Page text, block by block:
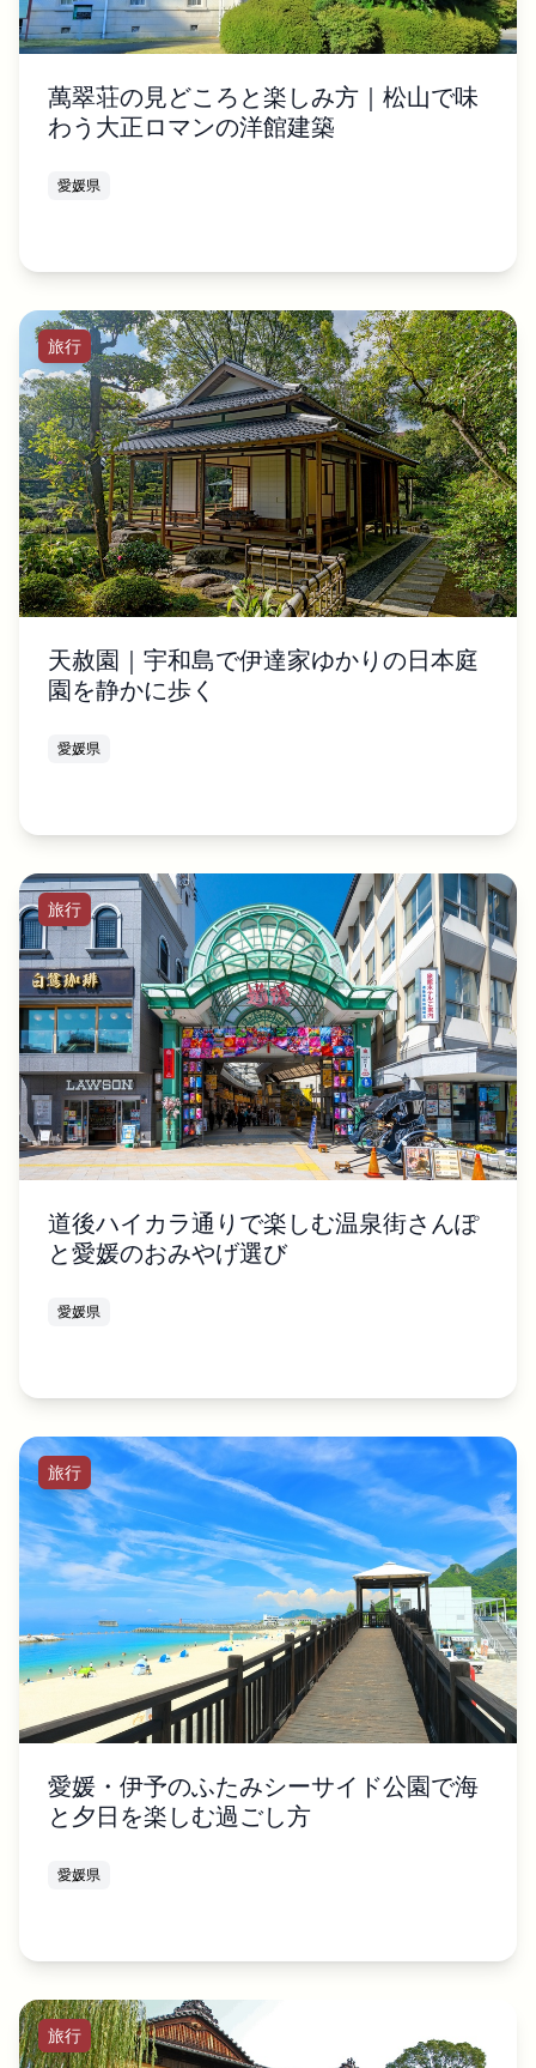
萬翠荘の見どころと楽しみ方｜松山で味
わう大正ロマンの洋館建築
愛媛県
旅行
天赦園｜宇和島で伊達家ゆかりの日本庭
園を静かに歩く
愛媛県
旅行
道後ハイカラ通りで楽しむ温泉街さんぽ
と愛媛のおみやげ選び
愛媛県
旅行
愛媛・伊予のふたみシーサイド公園で海
と夕日を楽しむ過ごし方
愛媛県
旅行